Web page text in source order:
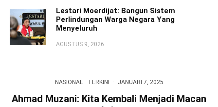
Lestari Moerdijat: Bangun Sistem
Perlindungan Warga Negara Yang
Menyeluruh
AGUSTUS 9, 2026
NASIONAL TERKINI · JANUARI 7, 2025
Ahmad Muzani: Kita Kembali Menjadi Macan